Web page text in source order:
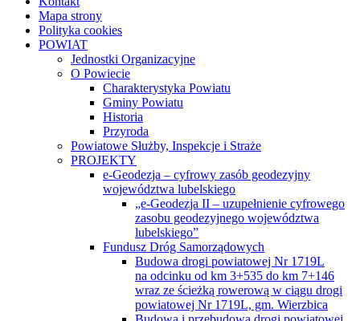
Przyroda
Powiatowe Służby, Inspekcje i Straże
PROJEKTY
e-Geodezja – cyfrowy zasób geodezyjny
województwa lubelskiego
„e-Geodezja II – uzupełnienie cyfrowego
zasobu geodezyjnego województwa
lubelskiego”
Fundusz Dróg Samorządowych
Budowa drogi powiatowej Nr 1719L
na odcinku od km 3+535 do km 7+146
wraz ze ścieżką rowerową w ciągu drogi
powiatowej Nr 1719L, gm. Wierzbica
Budowa i przebudowa drogi powiatowej
Nr 1833L od km 1+582 do km 9+708
na odcinku Adamów Kolonia-Zagroda
oraz drogi powiatowej Nr 1834L od km
0+000 do km 8+375 na odcinku
Niedziałowice Drugie-Depułtycze
Królewskie